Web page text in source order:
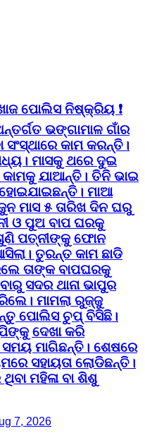
ପୋଲିସ ନିଷ୍କ୍ରିୟ ❗
ଭଙ୍ଗାମାଳ ଗାଁର
କାମ କରନ୍ତି।
ମାସକୁ ଥରେ ଦୁଇ
ଯାଆନ୍ତି। ତିନି ଭାଇ
ମାଆ
ମାସ ୫ ତାରିଖ ଦିନ ଘରୁ
ଓ ପୁଅ ବାପ ଘରକୁ
ପତ୍ନୀଙ୍କୁ ଫୋନ
ତୁରନ୍ତ କାମ ଛାଡି
ତାଙ୍କ ବାପଘରକୁ
ସଦର ଥାନା ଭାପୁର
ମାମଲା ରୁଜ୍ଜୁ
ପୋଲିସ ଚୁପ୍ ବିସିଛି।
ଦେଖା କରି
ମାଗିଛନ୍ତି। ଶେଷରେ
ସହାୟତା ଲୋଡିଛନ୍ତି।
ମହିଳା ବା ଶିଶୁ
7, 2026